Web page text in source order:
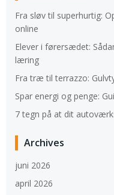
Fra sløv til superhurtig:
online
Elever i førersædet:
læring
Fra træ til terrazzo:
Spar energi og penge:
7 tegn på at dit
Archives
juni 2026
april 2026